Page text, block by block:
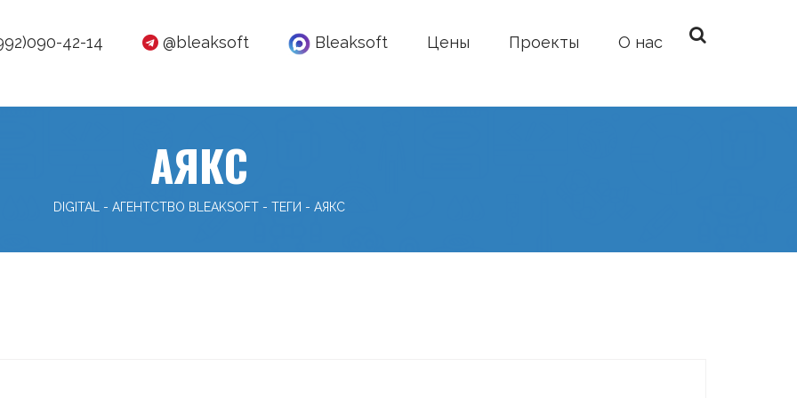
42-14 @bleaksoft Bleaksoft Цены Проекты О нас
АЯКС
DIGITAL - АГЕНТСТВО BLEAKSOFT - ТЕГИ - АЯКС